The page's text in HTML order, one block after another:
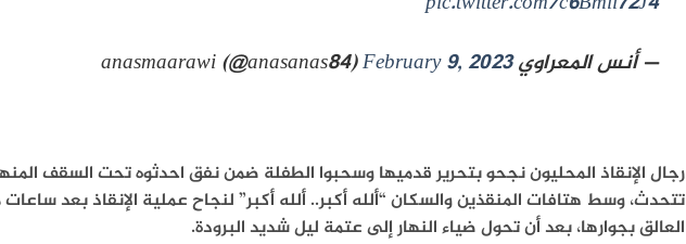
— أنس المعراوي anasmaarawi (@anasanas84)February 9, 2023
رجال الإنقاذ المحليون نجحو بتحرير قدميها وسحبوا الطفلة ضمن نفق احدثوه تحت السقف
تتحدث، وسط هتافات المنقذين والسكان “ألله أكبر.. ألله أكبر” لنجاح عملية الإنقاذ بعد
العالق بجوارها، بعد أن تحول ضياء النهار إلى عتمة ليل شديد البرودة.